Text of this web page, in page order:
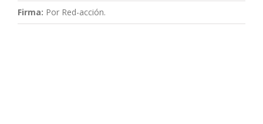
Firma: Por Red-acción.